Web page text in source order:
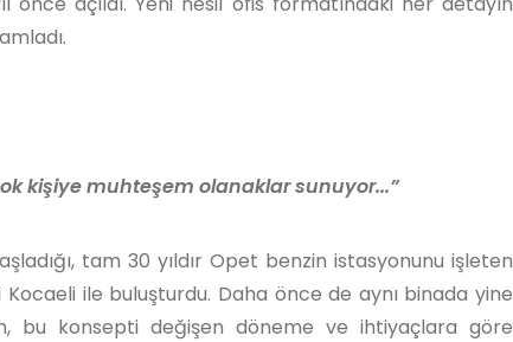
kişiye muhteşem olanaklar sunuyor...”
tam 30 yıldır Opet benzin istasyonunu işleten
Kocaeli ile buluşturdu. Daha önce de aynı binada yine
bu konsepti değişen döneme ve ihtiyaçlara göre